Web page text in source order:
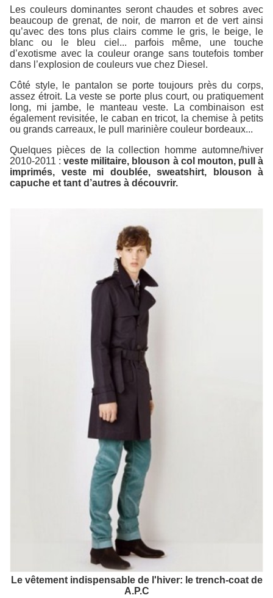
Les couleurs dominantes seront chaudes et sobres avec
beaucoup de grenat, de noir, de marron et de vert ainsi
qu’avec des tons plus clairs comme le gris, le beige, le
blanc ou le bleu ciel... parfois même, une touche
d’exotisme avec la couleur orange sans toutefois tomber
dans l’explosion de couleurs vue chez Diesel.
Côté style, le pantalon se porte toujours près du corps,
assez étroit. La veste se porte plus court, ou pratiquement
long, mi jambe, le manteau veste. La combinaison est
également revisitée, le caban en tricot, la chemise à petits
ou grands carreaux, le pull marinière couleur bordeaux...
Quelques pièces de la collection homme automne/hiver
2010-2011 : veste militaire, blouson à col mouton, pull à
imprimés, veste mi doublée, sweatshirt, blouson à
capuche et tant d’autres à découvrir.
Le vêtement indispensable de l'hiver: le trench-coat de
A.P.C